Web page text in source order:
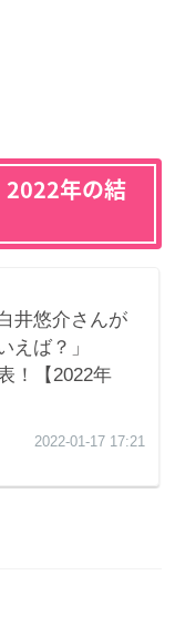
2022年の結